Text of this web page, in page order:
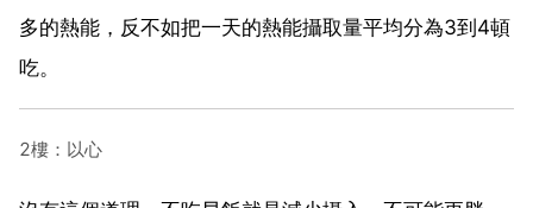
多的熱能，反不如把一天的熱能攝取量平均分為3到4頓
吃。
2樓：以心